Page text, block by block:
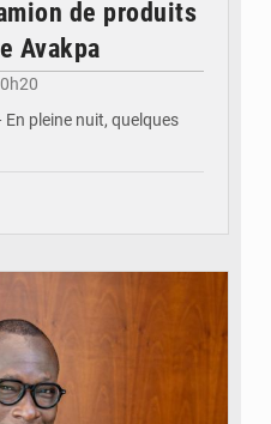
de produits
Avakpa
pleine nuit, quelques